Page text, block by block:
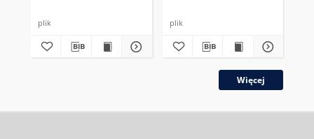
plik plik
Więcej